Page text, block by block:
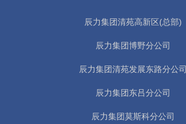
辰力集团清苑高新区(总部)
辰力集团博野分公司
辰力集团清苑发展东路分公司
辰力集团东吕分公司
辰力集团莫斯科分公司